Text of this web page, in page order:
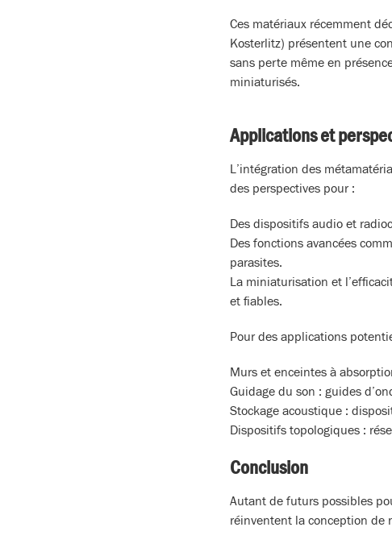
Ces matériaux récemment
Kosterlitz) présentent une
sans perte même en
miniaturisés.
Applications et
L’intégration des
des perspectives pour :
Des dispositifs audio et
Des fonctions avancées
parasites.
La miniaturisation et
et fiables.
Pour des applications
Murs et enceintes à
Guidage du son : guides
Stockage acoustique :
Dispositifs topologiques :
Conclusion
Autant de futurs possibles
réinventent la conception de